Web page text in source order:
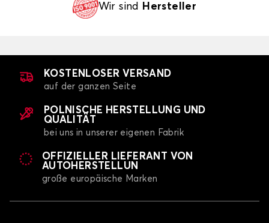
Wir sind Hersteller
KOSTENLOSER VERSAND
auf der ganzen Seite
POLNISCHE HERSTELLUNG UND
QUALITÄT
bei uns in unserer eigenen Fabrik
OFFIZIELLER LIEFERANT VON
AUTOHERSTELLUN
große europäische Marken